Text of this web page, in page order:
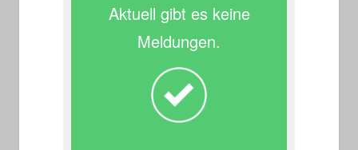
Aktuell gibt es keine
Meldungen.